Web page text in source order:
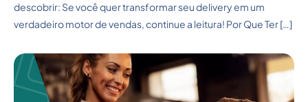
descobrir: Se você quer transformar seu delivery em um
verdadeiro motor de vendas, continue a leitura! Por Que Ter […]